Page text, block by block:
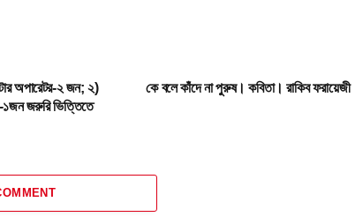
অপারেটর-২ জন; ২)
১জন জরুরি ভিত্তিতে
কে বলে কাঁদে না পুরুষ। কবিতা। রাকিব ফরায়েজী